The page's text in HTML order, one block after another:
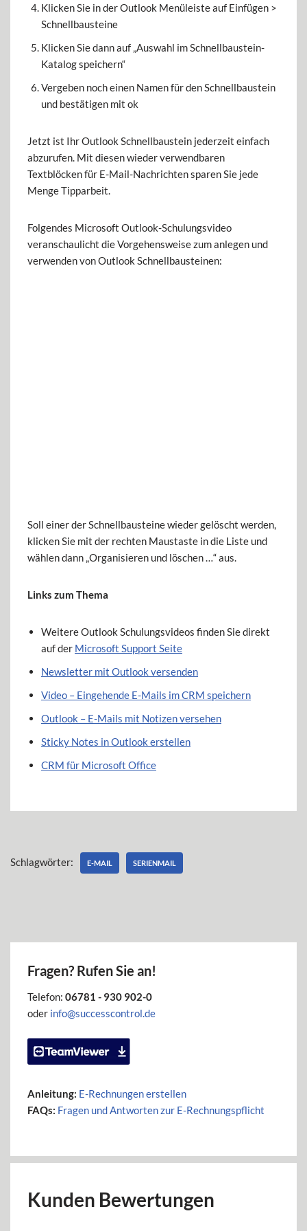
Klicken Sie in der Outlook Menüleiste auf Einfügen >
Schnellbausteine
Klicken Sie dann auf „Auswahl im Schnellbaustein-
Katalog speichern“
Vergeben noch einen Namen für den Schnellbaustein
und bestätigen mit ok
Jetzt ist Ihr Outlook Schnellbaustein jederzeit einfach
abzurufen. Mit diesen wieder verwendbaren
Textblöcken für E-Mail-Nachrichten sparen Sie jede
Menge Tipparbeit.
Folgendes Microsoft Outlook-Schulungsvideo
veranschaulicht die Vorgehensweise zum anlegen und
verwenden von Outlook Schnellbausteinen:
Soll einer der Schnellbausteine wieder gelöscht werden,
klicken Sie mit der rechten Maustaste in die Liste und
wählen dann „Organisieren und löschen …“ aus.
Links zum Thema
Weitere Outlook Schulungsvideos finden Sie direkt
auf der Microsoft Support Seite
Newsletter mit Outlook versenden
Video – Eingehende E-Mails im CRM speichern
Outlook – E-Mails mit Notizen versehen
Sticky Notes in Outlook erstellen
CRM für Microsoft Office
Schlagwörter: E-MAIL SERIENMAIL
Fragen? Rufen Sie an!
Telefon: 06781 - 930 902-0
oder info@successcontrol.de
Anleitung: E-Rechnungen erstellen
FAQs: Fragen und Antworten zur E-Rechnungspflicht
Kunden Bewertungen